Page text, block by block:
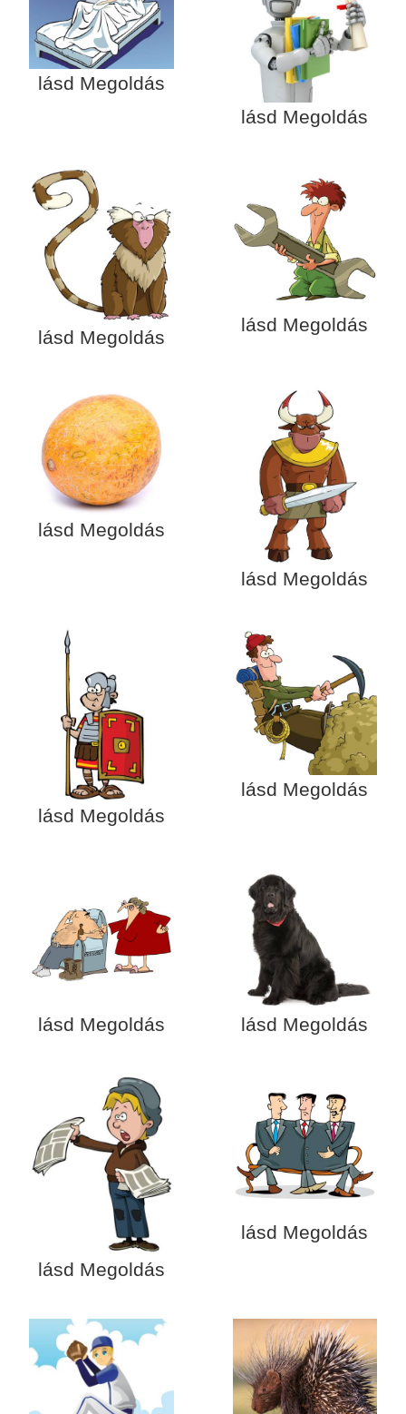
lásd Megoldás
lásd Megoldás
lásd Megoldás
lásd Megoldás
lásd Megoldás
lásd Megoldás
lásd Megoldás
lásd Megoldás
lásd Megoldás lásd Megoldás
lásd Megoldás
lásd Megoldás